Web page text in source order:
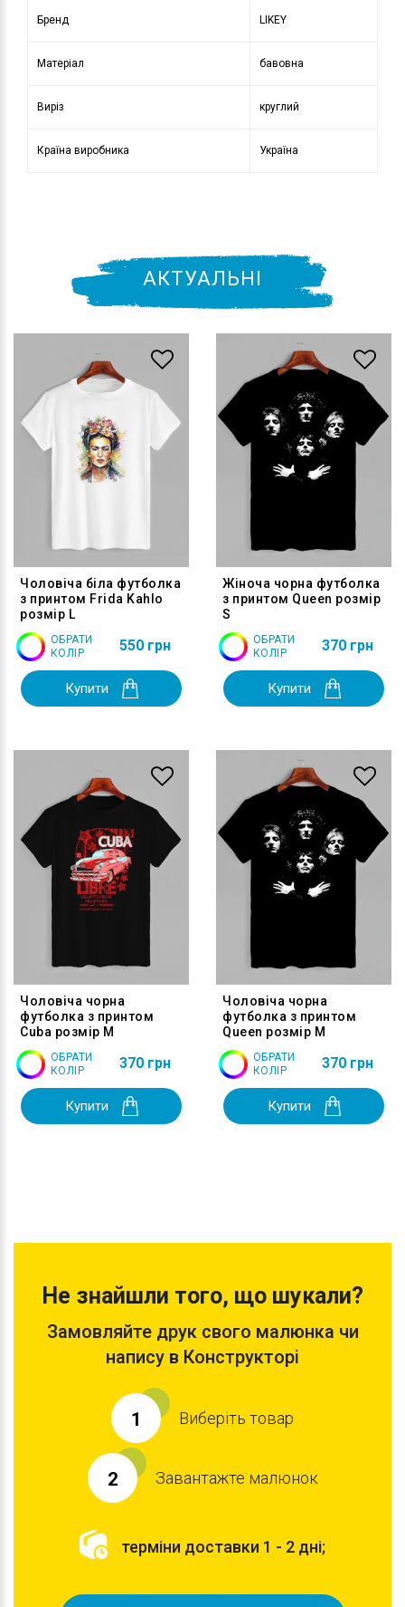
Бренд LIKEY
Матеріал бавовна
Виріз круглий
Країна виробника Україна
АКТУАЛЬНІ
Чоловіча біла футболка
з принтом Frida Kahlo
розмір L
ОБРАТИ
КОЛІР
550 грн
Купити
Жіноча чорна футболка
з принтом Queen розмір
S
ОБРАТИ
КОЛІР
370 грн
Купити
Чоловіча чорна
футболка з принтом
Cuba розмір M
ОБРАТИ
КОЛІР
370 грн
Купити
Чоловіча чорна
футболка з принтом
Queen розмір M
ОБРАТИ
КОЛІР
370 грн
Купити
Не знайшли того, що шукали?
Замовляйте друк свого малюнка чи
напису в Конструкторі
1 Виберіть товар
2 Завантажте малюнок
терміни доставки 1 - 2 дні;